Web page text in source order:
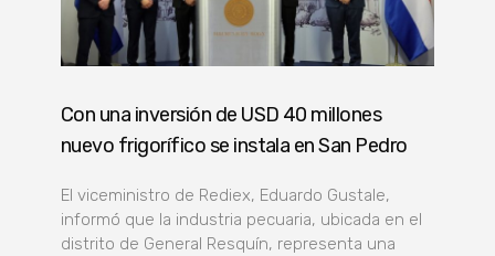
Con una inversión de USD 40 millones
nuevo frigorífico se instala en San Pedro
El viceministro de Rediex, Eduardo Gustale,
informó que la industria pecuaria, ubicada en el
distrito de General Resquín, representa una